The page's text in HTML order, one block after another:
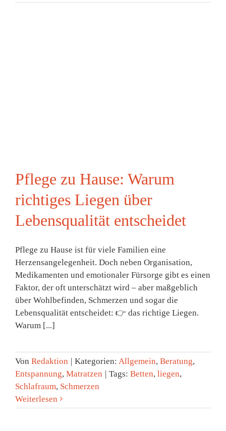
Pflege zu Hause: Warum
richtiges Liegen über
Lebensqualität entscheidet
Pflege zu Hause ist für viele Familien eine
Herzensangelegenheit. Doch neben Organisation,
Medikamenten und emotionaler Fürsorge gibt es einen
Faktor, der oft unterschätzt wird – aber maßgeblich
über Wohlbefinden, Schmerzen und sogar die
Lebensqualität entscheidet: 👉 das richtige Liegen.
Warum [...]
Von Redaktion | Kategorien: Allgemein, Beratung,
Entspannung, Matratzen | Tags: Betten, liegen,
Schlafraum, Schmerzen
Weiterlesen